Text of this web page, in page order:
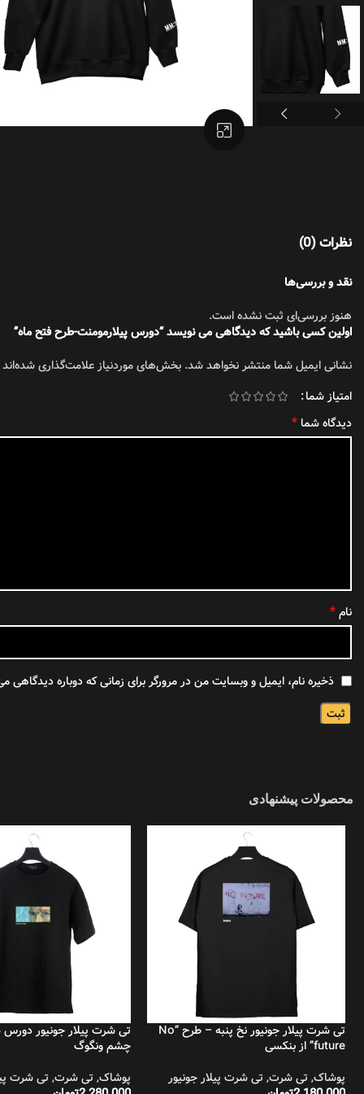
بزرگنمایی تصویر
نظرات (0)
نقد و بررسی‌ها
هنوز بررسی‌ای ثبت نشده است.
اولین کسی باشید که دیدگاهی می نویسد “دورس پیلارمومنت-طرح فتح ماه”
نشانی ایمیل شما منتشر نخواهد شد. بخش‌های موردنیاز علامت‌گذاری شده‌اند
امتیاز شما
دیدگاه شما *
نام*
ذخیره نام، ایمیل و وبسایت من در مرورگر برای زمانی که دوباره دیدگاهی
محصولات پیشنهادی
تی شرت پیلار جونیور نخ پنبه – طرح “No
future” از بنکسی
پوشاک, تی شرت, تی شرت پیلار جونیور
تی شرت پیلار جونیور
چشم ونگوگ
پوشاک, تی شرت, تی شرت